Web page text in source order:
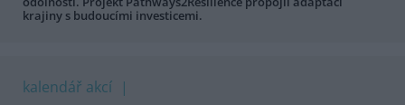
krajiny s budoucími investicemi.
kalendář akcí